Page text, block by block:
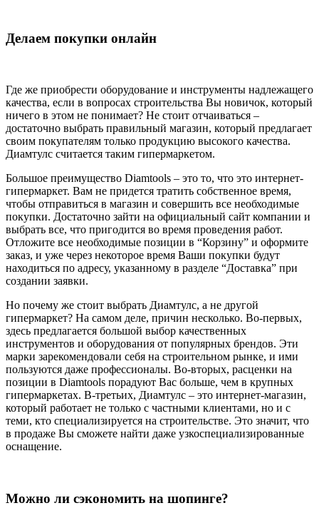
Делаем покупки онлайн
Где же приобрести оборудование и инструменты надлежащего
качества, если в вопросах строительства Вы новичок, который
ничего в этом не понимает? Не стоит отчаиваться –
достаточно выбрать правильный магазин, который предлагает
своим покупателям только продукцию высокого качества.
Диамтулс считается таким гипермаркетом.
Большое преимущество Diamtools – это то, что это интернет-
гипермаркет. Вам не придется тратить собственное время,
чтобы отправиться в магазин и совершить все необходимые
покупки. Достаточно зайти на официальный сайт компании и
выбрать все, что пригодится во время проведения работ.
Отложите все необходимые позиции в “Корзину” и оформите
заказ, и уже через некоторое время Ваши покупки будут
находиться по адресу, указанному в разделе “Доставка” при
создании заявки.
Но почему же стоит выбрать Диамтулс, а не другой
гипермаркет? На самом деле, причин несколько. Во-первых,
здесь предлагается большой выбор качественных
инструментов и оборудования от популярных брендов. Эти
марки зарекомендовали себя на строительном рынке, и ими
пользуются даже профессионалы. Во-вторых, расценки на
позиции в Diamtools порадуют Вас больше, чем в крупных
гипермаркетах. В-третьих, Диамтулс – это интернет-магазин,
который работает не только с частными клиентами, но и с
теми, кто специализируется на строительстве. Это значит, что
в продаже Вы сможете найти даже узкоспециализированные
оснащение.
Можно ли сэкономить на шопинге?